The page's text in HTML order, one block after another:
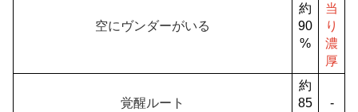
空にヴンダーがいる
約
90
%
当
り
濃
厚
覚醒ルート
約
85
-